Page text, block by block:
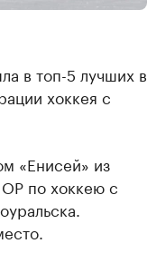
в топ-5 лучших в
хоккея с
«Енисей» из
по хоккею с